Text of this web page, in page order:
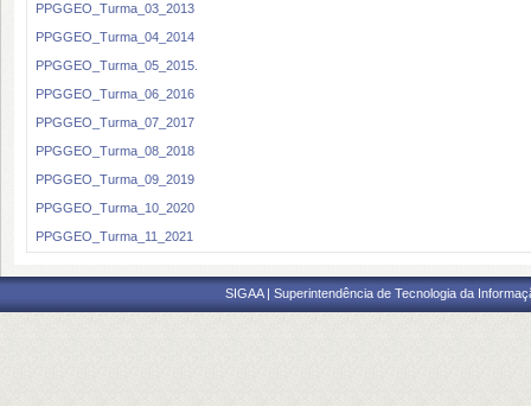
PPGGEO_Turma_03_2013
PPGGEO_Turma_04_2014
PPGGEO_Turma_05_2015.
PPGGEO_Turma_06_2016
PPGGEO_Turma_07_2017
PPGGEO_Turma_08_2018
PPGGEO_Turma_09_2019
PPGGEO_Turma_10_2020
PPGGEO_Turma_11_2021
SIGAA | Superintendência de Tecnologia da